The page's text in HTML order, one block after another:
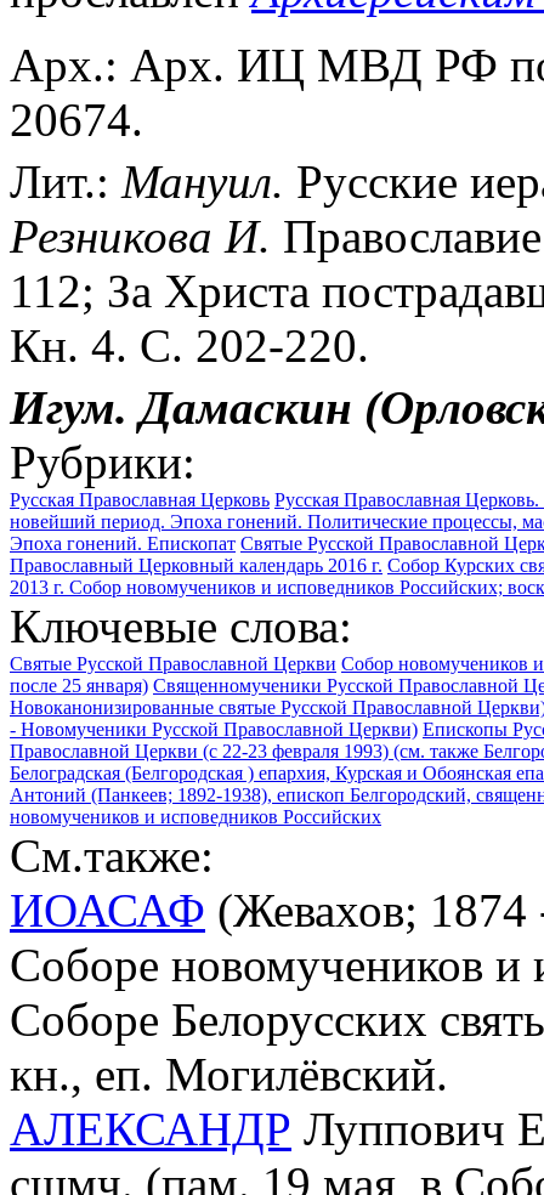
Арх.: Арх. ИЦ МВД РФ
20674.
Лит.: Мануил. Русские
Резникова И.
112; За Христа
Кн. 4. С. 202-220.
Игум. Дамаскин
Рубрики:
Русская Православная Церковь Русская Православная
новейший период. Эпоха гонений. Политические процессы,
Эпоха гонений. Епископат Святые Русской Православной
Православный Церковный календарь 2016 г. Собор Курских
2013 г. Собор новомучеников и исповедников Российских;
Ключевые слова:
Святые Русской Православной Церкви Собор новомучеников
после 25 января) Священномученики Русской Православной
Новоканонизированные святые Русской Православной
- Новомученики Русской Православной Церкви) Епископы
Православной Церкви (с 22-23 февраля 1993) (см. также
Белоградская (Белгородская ) епархия, Курская и Обоянская
Антоний (Панкеев; 1892-1938), епископ Белгородский,
новомучеников и исповедников Российских
См.также:
ИОАСАФ (Жевахов;
Соборе новомучеников и
Соборе Белорусских
кн., еп. Могилёвский.
АЛЕКСАНДР Луппович
сщмч. (пам. 19 мая, в